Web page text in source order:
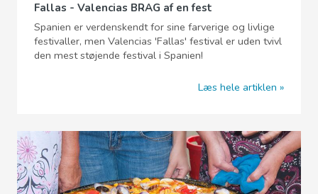
Fallas - Valencias BRAG af en fest
Spanien er verdenskendt for sine farverige og livlige
festivaller, men Valencias 'Fallas' festival er uden tvivl
den mest støjende festival i Spanien!
Læs hele artiklen